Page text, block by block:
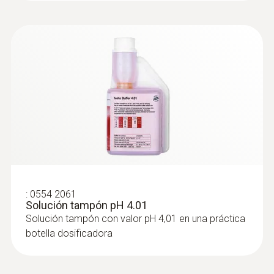
electrolitos y montado en la sonda de pH
mediciones. El gel de electrolitos mejora
la longevidad de la sonda de pH y reduce
el mantenimiento
El soporte de cinturón/pared incluido
permite guardar con seguridad el
Calibración: El instrumento de medición
de pH/temperatura se puede calibrar en
uno o dos puntos
Medidas de la pantalla
Intervalo de medición
2 medición por segundo
Temperatura de almacenamiento
: 0554 2061
Solución tampón pH 4.01
Solución tampón con valor pH 4,01 en una práctica
botella dosificadora